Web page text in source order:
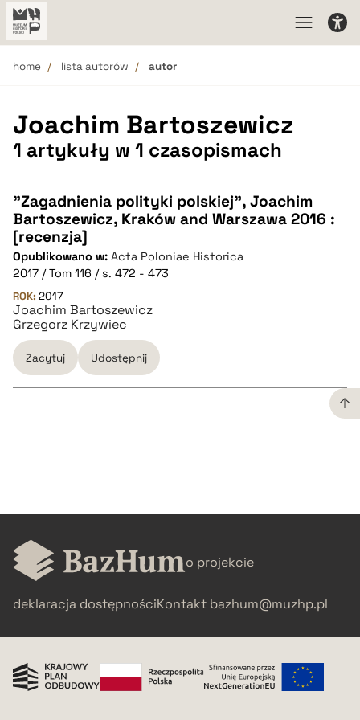
home lista autorów autor
Joachim Bartoszewicz
1 artykuły w 1 czasopismach
"Zagadnienia polityki polskiej", Joachim
Bartoszewicz, Kraków and Warszawa 2016 :
[recenzja]
Opublikowano w: Acta Poloniae Historica
2017 / Tom 116 / s. 472 - 473
ROK: 2017
Joachim Bartoszewicz
Grzegorz Krzywiec
Zacytuj Udostępnij
pobierz cytat
o projekcie
deklaracja dostępnościKontakt bazhum@muzhp.pl